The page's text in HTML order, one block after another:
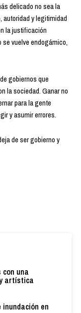
delicado no sea la
autoridad y legitimidad
la justificación
vuelve endogámico,
gobiernos que
la sociedad. Ganar no
para la gente
y asumir errores.
de ser gobierno y
una
artística
en